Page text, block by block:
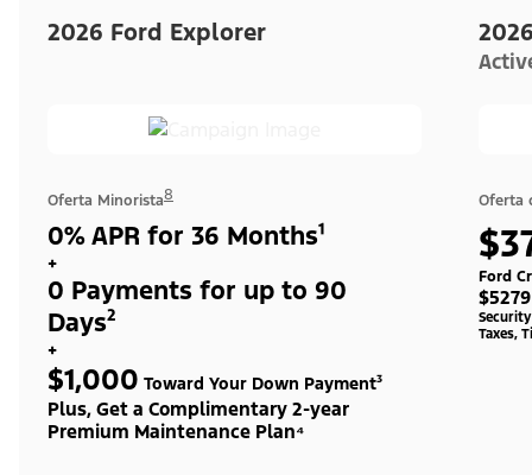
2026 Ford Explorer
Oferta Minorista8
0% APR for 36 Months¹
+
0 Payments for up to 90
Days²
+
$1,000 Toward Your Down Payment³
Plus, Get a Complimentary 2-year
Premium Maintenance Plan⁴
Oferta
Ford
Taxes,